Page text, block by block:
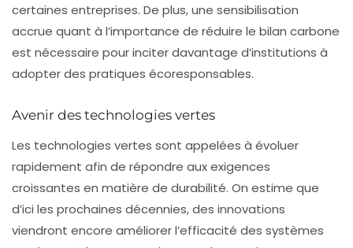
certaines entreprises. De plus, une sensibilisation
accrue quant à l’importance de réduire le bilan carbone
est nécessaire pour inciter davantage d’institutions à
adopter des pratiques écoresponsables.
Avenir des technologies vertes
Les technologies vertes sont appelées à évoluer
rapidement afin de répondre aux exigences
croissantes en matière de durabilité. On estime que
d’ici les prochaines décennies, des innovations
viendront encore améliorer l’efficacité des systèmes